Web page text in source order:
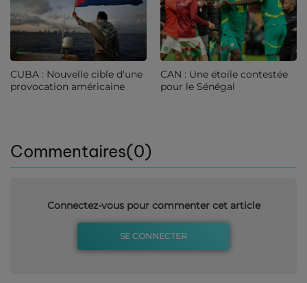
CUBA : Nouvelle cible d'une
provocation américaine
CAN : Une étoile contestée
pour le Sénégal
Commentaires(0)
Connectez-vous pour commenter cet article
SE CONNECTER